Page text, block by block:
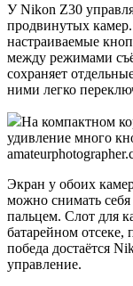
У Nikon Z30
продвинутых
настраиваемые
между режимами
сохраняет
ними легко
На компактном
удивление много
Экран у обоих
можно снимать
пальцем. Слот для
батарейном
победа достаётся
управление.